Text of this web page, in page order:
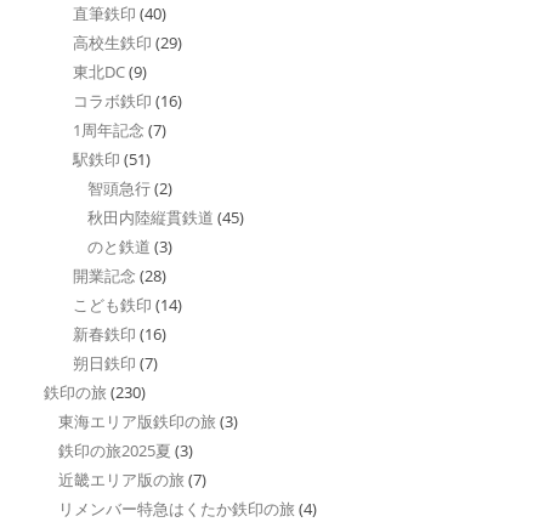
直筆鉄印 (40)
高校生鉄印 (29)
東北DC(9)
コラボ鉄印 (16)
1周年記念 (7)
駅鉄印 (51)
智頭急行(2)
秋田内陸縦貫鉄道 (45)
のと鉄道 (3)
開業記念 (28)
こども鉄印 (14)
新春鉄印 (16)
朔日鉄印 (7)
鉄印の旅 (230)
東海エリア版鉄印の旅 (3)
鉄印の旅2025夏 (3)
近畿エリア版の旅 (7)
リメンバー特急はくたか鉄印の旅 (4)